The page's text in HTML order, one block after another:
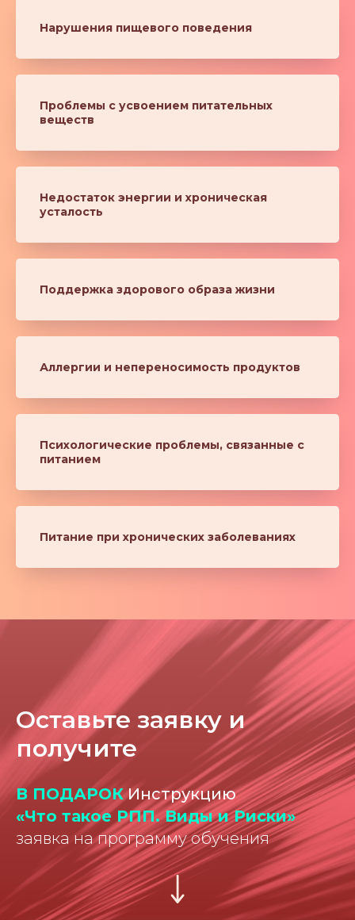
Нарушения пищевого поведения
Проблемы с усвоением питательных
веществ
Недостаток энергии и хроническая
усталость
Поддержка здорового образа жизни
Аллергии и непереносимость продуктов
Психологические проблемы, связанные с
питанием
Питание при хронических заболеваниях
Оставьте заявку и
получите
В ПОДАРОК Инструкцию
«Что такое РПП. Виды и Риски»
заявка на программу обучения